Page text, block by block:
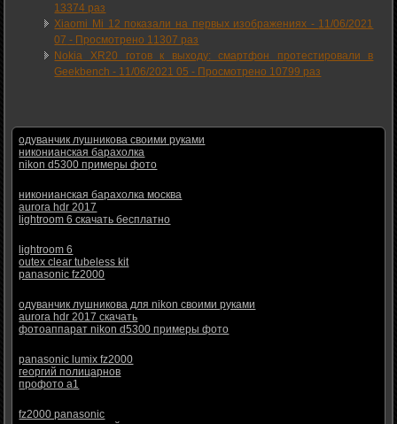
13374 раз
Xiaomi Mi 12 показали на первых изображениях - 11/06/2021
07 - Просмотрено 11307 раз
Nokia XR20 готов к выходу: смартфон протестировали в
Geekbench - 11/06/2021 05 - Просмотрено 10799 раз
одуванчик лушникова своими руками
никонианская барахолка
nikon d5300 примеры фото
никонианская барахолка москва
aurora hdr 2017
lightroom 6 скачать бесплатно
lightroom 6
outex clear tubeless kit
panasonic fz2000
одуванчик лушникова для nikon своими руками
aurora hdr 2017 скачать
фотоаппарат nikon d5300 примеры фото
panasonic lumix fz2000
георгий полицарнов
профото а1
fz2000 panasonic